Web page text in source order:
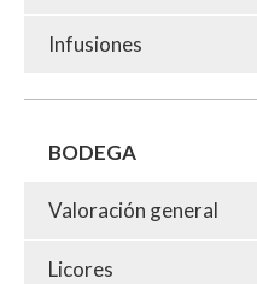
Infusiones
BODEGA
Valoración general
Licores